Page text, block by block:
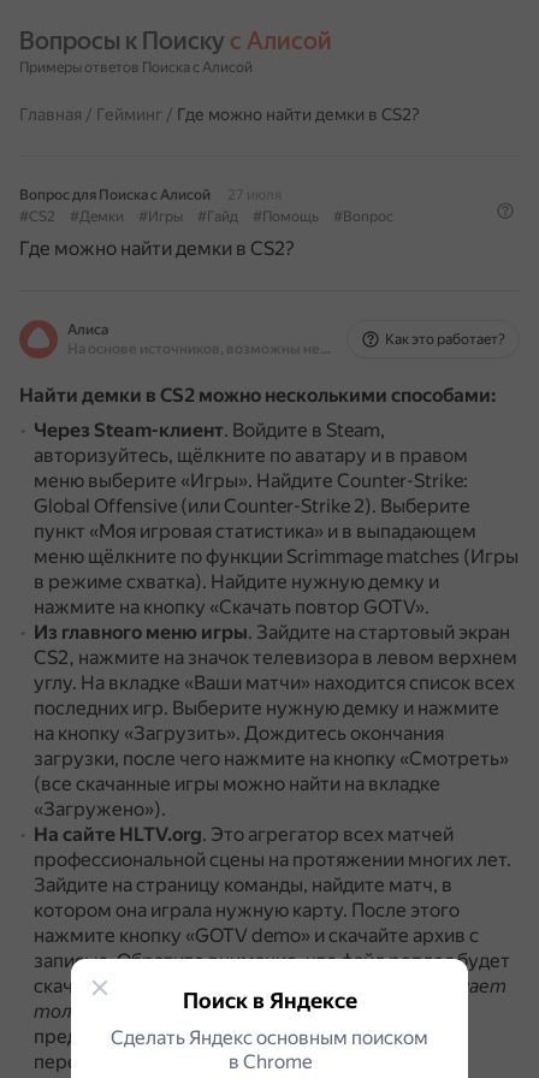
Вопросы к Поиску с Алисой
Примеры ответов Поиска с Алисой
Главная / Гейминг / Где можно найти демки в CS2?
Вопрос для Поиска с Алисой
27 июля
#CS2
#Демки #Игры #Гайд #Помощь #Вопрос
Где можно найти демки в CS2?
Алиса
На основе источников, возможны неточности
Как это работает?
Найти демки в CS2 можно несколькими способами:
Через Steam-клиент. Войдите в Steam,
авторизуйтесь, щёлкните по аватару и в правом
меню выберите «Игры». Найдите Counter-Strike:
Global Offensive (или Counter-Strike 2). Выберите
пункт «Моя игровая статистика» и в выпадающем
меню щёлкните по функции Scrimmage matches (Игры
в режиме схватка). Найдите нужную демку и
нажмите на кнопку «Скачать повтор GOTV».
Из главного меню игры. Зайдите на стартовый экран
CS2, нажмите на значок телевизора в левом верхнем
углу. На вкладке «Ваши матчи» находится список всех
последних игр. Выберите нужную демку и нажмите
на кнопку «Загрузить». Дождитесь окончания
загрузки, после чего нажмите на кнопку «Смотреть»
(все скачанные игры можно найти на вкладке
«Загружено»).
На сайте HLTV.org. Это агрегатор всех матчей
профессиональной сцены на протяжении многих лет.
Зайдите на страницу команды, найдите матч, в
котором она играла нужную карту. После этого
нажмите кнопку «GOTV demo» и скачайте архив с
записью.Обратите внимание, что файл реплея будет
скачан в архиве с расширением |
Игра понимает
только расширение |.dem, поэтому нужно
предварительно извлечь файл из архива и
переместить его в папку с игрой.
Поиск в Яндексе
Сделать Яндекс основным поиском
в Сhrome